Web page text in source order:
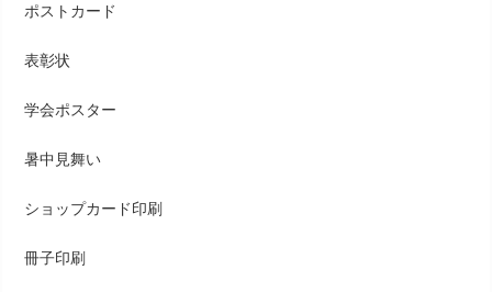
ポストカード
表彰状
学会ポスター
暑中見舞い
ショップカード印刷
冊子印刷